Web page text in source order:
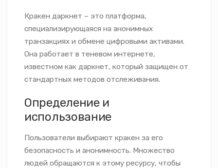
Кракен даркнет – это платформа,
специализирующаяся на анонимных
транзакциях и обмене цифровыми активами.
Она работает в теневом интернете,
известном как даркнет, который защищен от
стандартных методов отслеживания.
Определение и
использование
Пользователи выбирают кракен за его
безопасность и анонимность. Множество
людей обращаются к этому ресурсу, чтобы